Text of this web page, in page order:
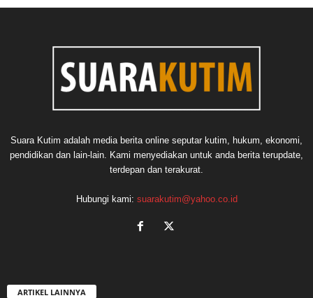
Suara Kutim adalah media berita online seputar kutim, hukum, ekonomi,
pendidikan dan lain-lain. Kami menyediakan untuk anda berita terupdate,
terdepan dan terakurat.
Hubungi kami: suarakutim@yahoo.co.id
ARTIKEL LAINNYA